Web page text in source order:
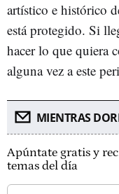
artístico e histórico
está protegido. Si
hacer lo que quiera
alguna vez a este
MIENTRAS
Apúntate gratis y
temas del día